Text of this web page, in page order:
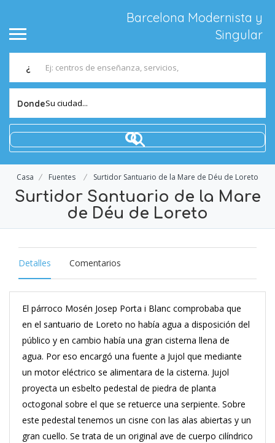
Barcelona Modernista y
Singular
¿
DondeSu ciudad...
Casa Fuentes Surtidor Santuario de la Mare de Déu de Loreto
Surtidor Santuario de la Mare
de Déu de Loreto
Detalles Comentarios
El párroco Mosén Josep Porta i Blanc comprobaba que
en el santuario de Loreto no había agua a disposición del
público y en cambio había una gran cisterna llena de
agua. Por eso encargó una fuente a Jujol que mediante
un motor eléctrico se alimentara de la cisterna. Jujol
proyecta un esbelto pedestal de piedra de planta
octogonal sobre el que se retuerce una serpiente. Sobre
este pedestal tenemos un cisne con las alas abiertas y un
gran cuello. Se trata de un original ave de cuerpo cilíndrico